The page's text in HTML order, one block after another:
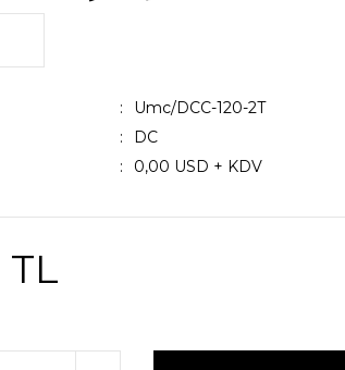
Umc/DCC-120-2T
DC
0,00 USD + KDV